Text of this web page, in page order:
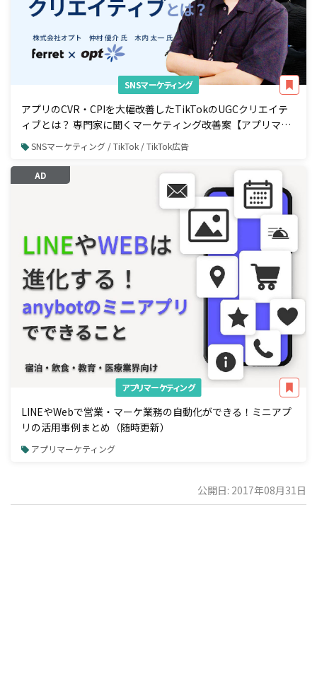
SNSマーケティング
アプリのCVR・CPIを大幅改善したTikTokのUGCクリエイテ
ィブとは？ 専門家に聞くマーケティング改善案【アプリマー
ケティング編】
SNSマーケティング / TikTok / TikTok広告
AD
アプリマーケティング
LINEやWebで営業・マーケ業務の自動化ができる！ミニアプ
リの活用事例まとめ（随時更新）
アプリマーケティング
公開日: 2017年08月31日